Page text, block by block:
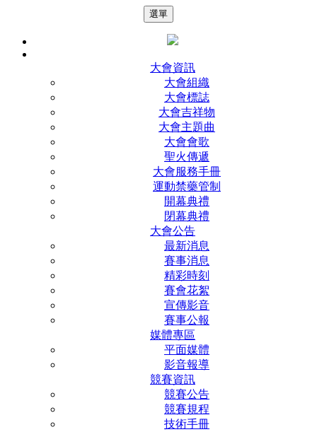
選單
大會資訊
大會組織
大會標誌
大會吉祥物
大會主題曲
大會會歌
聖火傳遞
大會服務手冊
運動禁藥管制
開幕典禮
閉幕典禮
大會公告
最新消息
賽事消息
精彩時刻
賽會花絮
宣傳影音
賽事公報
媒體專區
平面媒體
影音報導
競賽資訊
競賽公告
競賽規程
技術手冊